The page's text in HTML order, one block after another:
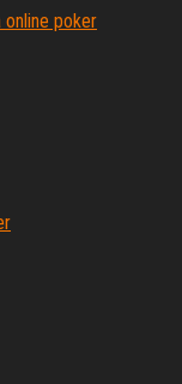
poker